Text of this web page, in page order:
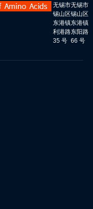
无锡市
锡山区
东港镇
利港路
35 号
无锡市
锡山区
东港镇
东阳路
66 号